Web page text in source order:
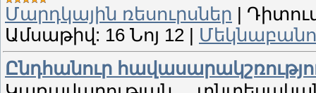
Մարդկային ռեսուրսներ |
Ամսաթիվ: 16 Նոյ 12 |
Ընդհանուր